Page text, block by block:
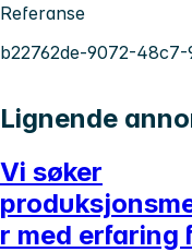
Referanse
b22762de-9072-
Lignende
Vi søker
r med erfaring